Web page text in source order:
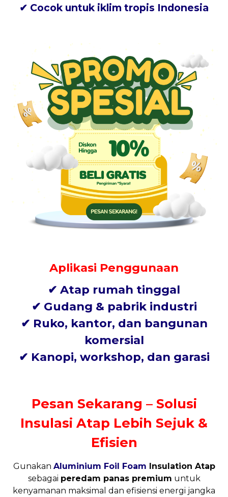
✔ Cocok untuk iklim tropis Indonesia
Aplikasi Penggunaan
✔ Atap rumah tinggal
✔ Gudang & pabrik industri
✔ Ruko, kantor, dan bangunan
komersial
✔ Kanopi, workshop, dan garasi
Pesan Sekarang – Solusi
Insulasi Atap Lebih Sejuk &
Efisien
Gunakan Aluminium Foil Foam Insulation Atap
sebagai peredam panas premium untuk
kenyamanan maksimal dan efisiensi energi jangka